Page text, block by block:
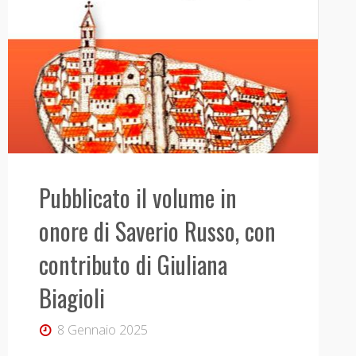
Pubblicato il volume in
onore di Saverio Russo, con
contributo di Giuliana
Biagioli
8 Gennaio 2025